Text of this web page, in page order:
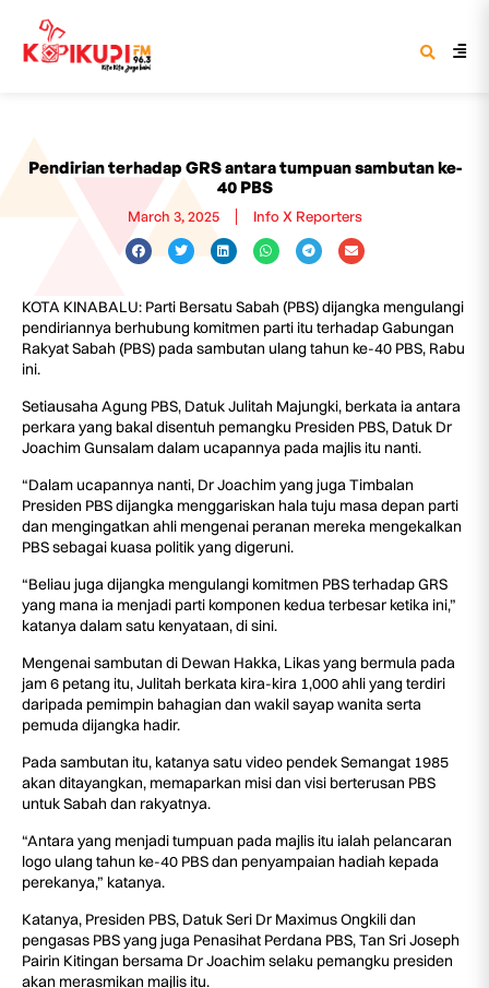
Pendirian terhadap GRS antara tumpuan sambutan ke-
40 PBS
March 3, 2025 Info X Reporters
KOTA KINABALU: Parti Bersatu Sabah (PBS) dijangka mengulangi
pendiriannya berhubung komitmen parti itu terhadap Gabungan
Rakyat Sabah (PBS) pada sambutan ulang tahun ke-40 PBS, Rabu
ini.
Setiausaha Agung PBS, Datuk Julitah Majungki, berkata ia antara
perkara yang bakal disentuh pemangku Presiden PBS, Datuk Dr
Joachim Gunsalam dalam ucapannya pada majlis itu nanti.
“Dalam ucapannya nanti, Dr Joachim yang juga Timbalan
Presiden PBS dijangka menggariskan hala tuju masa depan parti
dan mengingatkan ahli mengenai peranan mereka mengekalkan
PBS sebagai kuasa politik yang digeruni.
“Beliau juga dijangka mengulangi komitmen PBS terhadap GRS
yang mana ia menjadi parti komponen kedua terbesar ketika ini,”
katanya dalam satu kenyataan, di sini.
Mengenai sambutan di Dewan Hakka, Likas yang bermula pada
jam 6 petang itu, Julitah berkata kira-kira 1,000 ahli yang terdiri
daripada pemimpin bahagian dan wakil sayap wanita serta
pemuda dijangka hadir.
Pada sambutan itu, katanya satu video pendek Semangat 1985
akan ditayangkan, memaparkan misi dan visi berterusan PBS
untuk Sabah dan rakyatnya.
“Antara yang menjadi tumpuan pada majlis itu ialah pelancaran
logo ulang tahun ke-40 PBS dan penyampaian hadiah kepada
perekanya,” katanya.
Katanya, Presiden PBS, Datuk Seri Dr Maximus Ongkili dan
pengasas PBS yang juga Penasihat Perdana PBS, Tan Sri Joseph
Pairin Kitingan bersama Dr Joachim selaku pemangku presiden
akan merasmikan majlis itu.